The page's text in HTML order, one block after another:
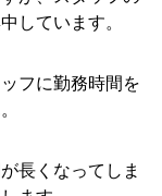
しています。
フに勤務時間を
長くなってしま